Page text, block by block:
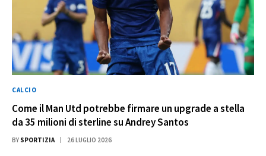
CALCIO
Come il Man Utd potrebbe firmare un upgrade a stella
da 35 milioni di sterline su Andrey Santos
BY SPORTIZIA 26 LUGLIO 2026